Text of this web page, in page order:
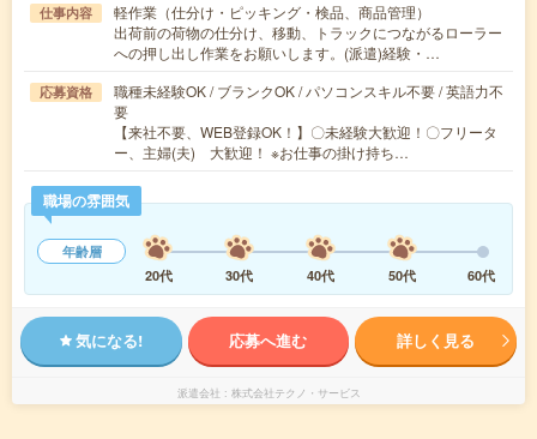
仕事内容
軽作業（仕分け・ピッキング・検品、商品管理）
出荷前の荷物の仕分け、移動、トラックにつながるローラー
への押し出し作業をお願いします。(派遣)経験・…
応募資格
職種未経験OK / ブランクOK / パソコンスキル不要 / 英語力不
要
【来社不要、WEB登録OK！】〇未経験大歓迎！〇フリータ
ー、主婦(夫) 大歓迎！ ※お仕事の掛け持ち…
職場の雰囲気
年齢層
20代
30代 40代 50代 60代
気になる! 応募へ進む 詳しく見る
派遣会社 株式会社テクノ・サービス